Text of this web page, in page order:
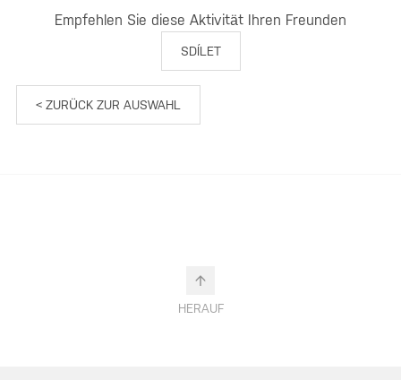
Empfehlen Sie diese Aktivität Ihren Freunden
SDÍLET
< ZURÜCK ZUR AUSWAHL
HERAUF